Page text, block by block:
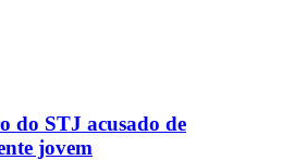
do STJ acusado de
jovem